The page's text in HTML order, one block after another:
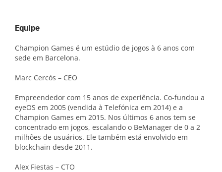
Equipe
Champion Games é um estúdio de jogos à 6 anos com
sede em Barcelona.
Marc Cercós – CEO
Empreendedor com 15 anos de experiência. Co-fundou a
eyeOS em 2005 (vendida à Telefónica em 2014) e a
Champion Games em 2015. Nos últimos 6 anos tem se
concentrado em jogos, escalando o BeManager de 0 a 2
milhões de usuários. Ele também está envolvido em
blockchain desde 2011.
Alex Fiestas – CTO